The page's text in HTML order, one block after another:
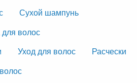
Сухой шампунь
волос
Уход для волос
Расчески